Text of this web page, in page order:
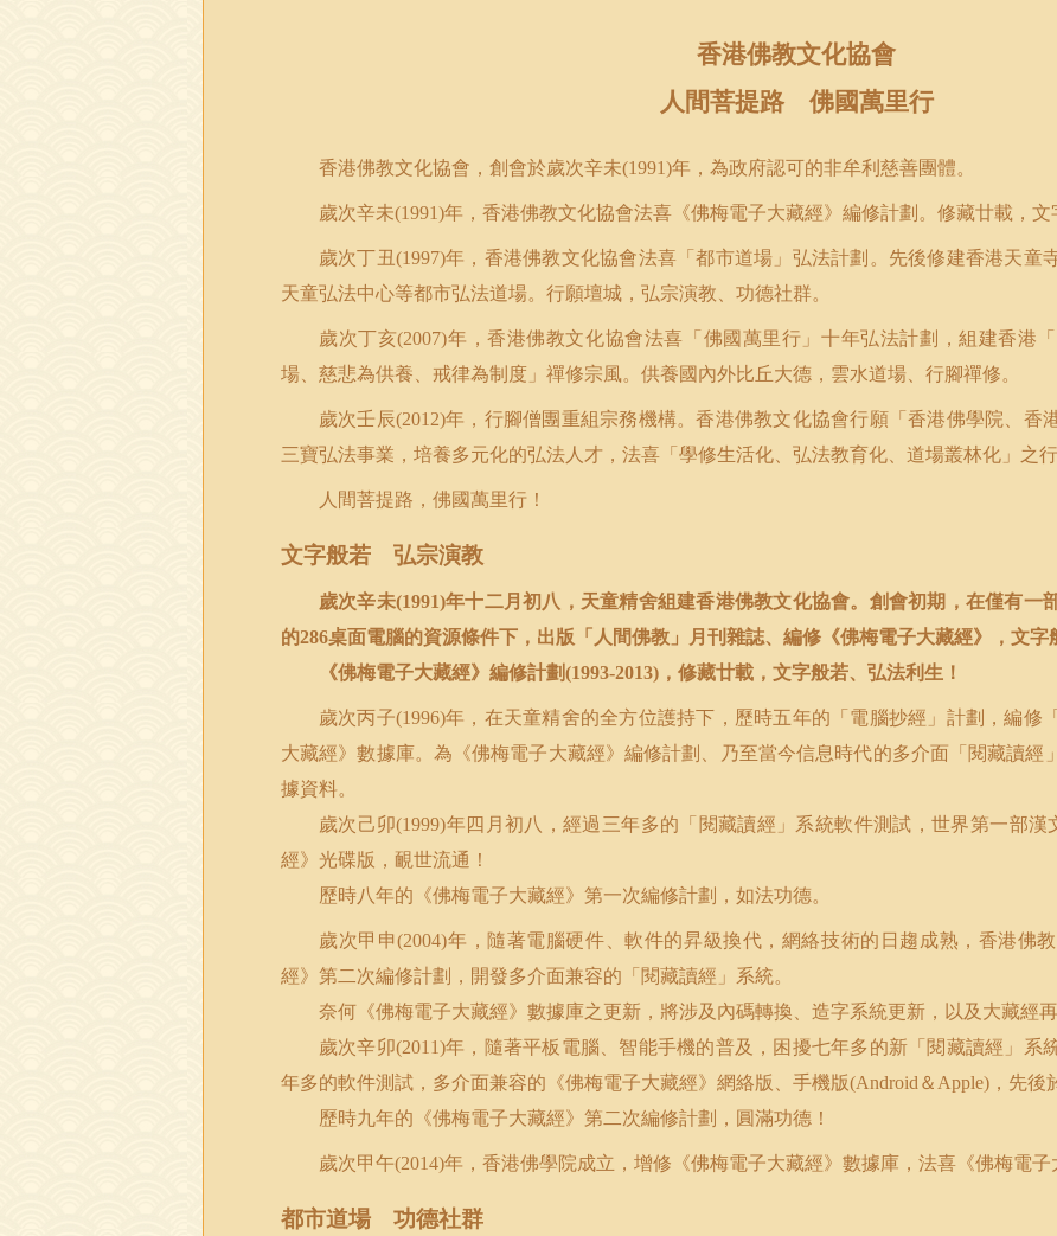
香港佛教文化協會
人間菩提路 佛國萬里行
香港佛教文化協會，創會於歲次辛未(1991)年，為政府認可的非牟利慈善團體。
歲次辛未(1991)年，香港佛教文化協會法喜《佛梅電子大藏經》編修計劃。修藏廿載，文
歲次丁丑(1997)年，香港佛教文化協會法喜「都市道場」弘法計劃。先後修建香港天童
天童弘法中心等都市弘法道場。行願壇城，弘宗演教、功德社群。
歲次丁亥(2007)年，香港佛教文化協會法喜「佛國萬里行」十年弘法計劃，組建香港
場、慈悲為供養、戒律為制度」禪修宗風。供養國內外比丘大德，雲水道場、行腳禪修。
歲次壬辰(2012)年，行腳僧團重組宗務機構。香港佛教文化協會行願「香港佛學院、香
三寶弘法事業，培養多元化的弘法人才，法喜「學修生活化、弘法教育化、道場叢林化」之行
人間菩提路，佛國萬里行！
文字般若 弘宗演教
歲次辛未(1991)年十二月初八，天童精舍組建香港佛教文化協會。創會初期，在僅有一
的286桌面電腦的資源條件下，出版「人間佛教」月刊雜誌、編修《佛梅電子大藏經》，文字
《佛梅電子大藏經》編修計劃(1993-2013) ，修藏廿載，文字般若、弘法利生！
歲次丙子(1996)年，在天童精舍的全方位護持下，歷時五年的「電腦抄經」計劃，編修
大藏經》數據庫。為《佛梅電子大藏經》編修計劃、乃至當今信息時代的多介面「閱藏讀經
據資料。
歲次己卯(1999)年四月初八，經過三年多的「閱藏讀經」系統軟件測試，世界第一部漢
經》光碟版，靦世流通！
歷時八年的《佛梅電子大藏經》第一次編修計劃，如法功德。
歲次甲申(2004)年，隨著電腦硬件、軟件的昇級換代，網絡技術的日趨成熟，香港佛
經》第二次編修計劃，開發多介面兼容的「閱藏讀經」系統。
奈何《佛梅電子大藏經》數據庫之更新，將涉及內碼轉換、造字系統更新，以及大藏經
歲次辛卯(2011)年，隨著平板電腦、智能手機的普及，困擾七年多的新「閱藏讀經」系
年多的軟件測試，多介面兼容的《佛梅電子大藏經》網絡版、手機版(Android ＆ Apple) ，先後
歷時九年的《佛梅電子大藏經》第二次編修計劃，圓滿功德！
歲次甲午(2014)年，香港佛學院成立，增修《佛梅電子大藏經》數據庫，法喜《佛梅電子
都市道場 功德社群